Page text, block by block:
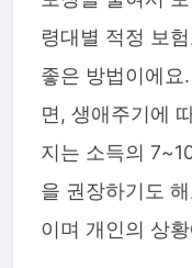
령대별 적정 보
좋은 방법이에
면, 생애주기에
지는 소득의
을 권장하기도
이며 개인의 상